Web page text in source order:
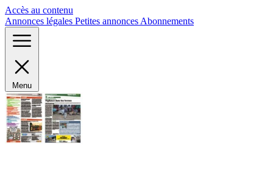
Accès au contenu
Annonces légales Petites annonces Abonnements
Menu
Panneau de gestion des cookies